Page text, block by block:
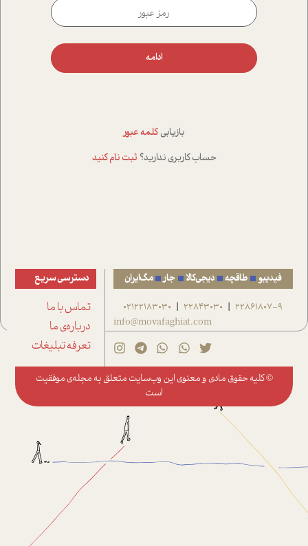
ادامه
بازیابی کلمه عبور
حساب کاربری ندارید؟ ثبت نام کنید
فیدیبو طاقچه دیجی‌کالا جار مگ‌ایران
22861807-9
|
22843030
|
02122183030
info@movafaghiat.com
دسترسی سریع
تماس با ما
درباره‌ی ما
تعرفه تبلیغات
© کلیه حقوق مادی و معنوی این وب‌سایت متعلق به مجله‌ی موفقیت
است